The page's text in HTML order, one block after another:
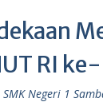
RI
SMK Negeri 1